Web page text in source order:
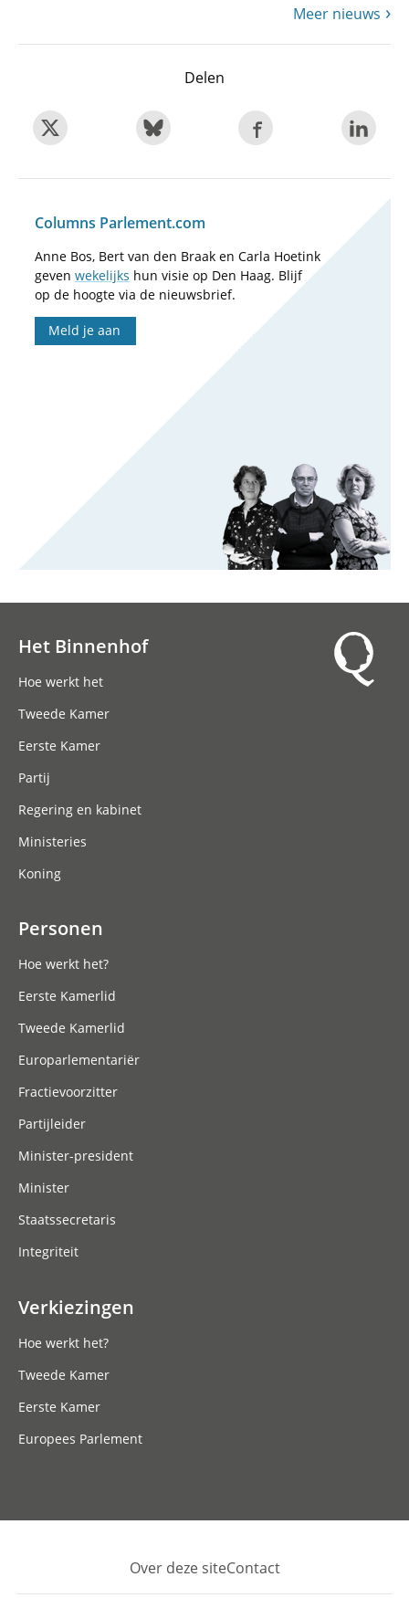
Meer nieuws
Delen
Columns Parlement.com
Anne Bos, Bert van den Braak en Carla Hoetink
geven wekelijks hun visie op Den Haag. Blijf
op de hoogte via de nieuwsbrief.
Meld je aan
Het Binnenhof
Hoe werkt het
Tweede Kamer
Eerste Kamer
Partij
Regering en kabinet
Ministeries
Koning
Personen
Hoe werkt het?
Eerste Kamerlid
Tweede Kamerlid
Europarlementariër
Fractievoorzitter
Partijleider
Minister-president
Minister
Staatssecretaris
Integriteit
Verkiezingen
Hoe werkt het?
Tweede Kamer
Eerste Kamer
Europees Parlement
Footer
Over deze siteContact